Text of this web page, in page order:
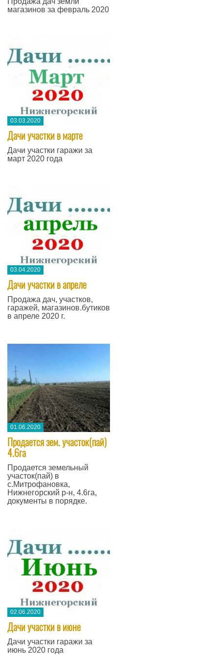
магазинов за февраль 2020
03.03.2020
Дачи участки в марте
Дачи участки гаражи за
март 2020 года
03.04.2020
Дачи участки в апреле
Продажа дач, участков,
гаражей, магазинов.бутиков
в апреле 2020 г.
01.06.2020
Продается зем. участок(пай)
4.6га
Продается земельный
участок(пай) в
с.Митрофановка,
Нижнегорский р-н, 4.6га,
документы в порядке.
02.06.2020
Дачи участки в июне
Дачи участки гаражи за
июнь 2020 года